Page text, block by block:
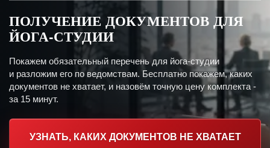
ПОЛУЧЕНИЕ ДОКУМЕНТОВ ДЛЯ
ЙОГА-СТУДИИ
Покажем обязательный перечень для йога-студии
и разложим его по ведомствам. Бесплатно покажем, каких
документов не хватает, и назовём точную цену комплекта -
за 15 минут.
УЗНАТЬ, КАКИХ ДОКУМЕНТОВ НЕ ХВАТАЕТ